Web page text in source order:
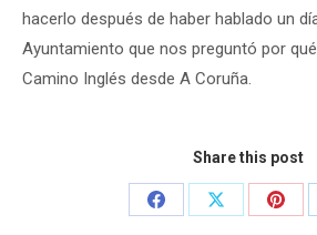
hacerlo después de haber hablado un
Ayuntamiento que nos preguntó por
Camino Inglés desde A Coruña.
Share this post
Share
Share